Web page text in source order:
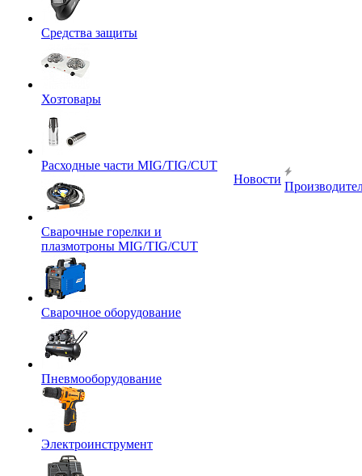
Средства защиты
Хозтовары
Расходные части MIG/TIG/CUT
Сварочные горелки и
плазмотроны MIG/TIG/CUT
Сварочное оборудование
Пневмооборудование
Электроинструмент
Новости